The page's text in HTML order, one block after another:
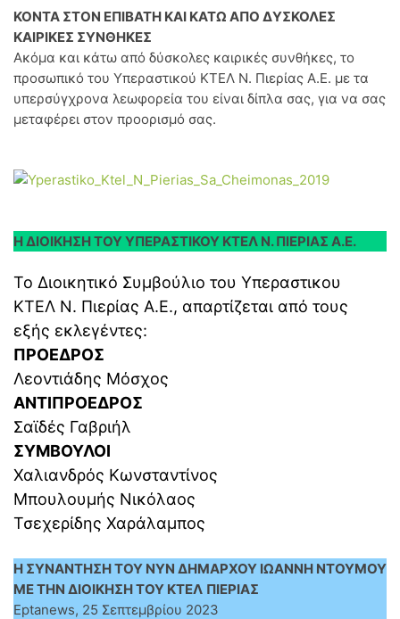
ΚΟΝΤΑ ΣΤΟΝ ΕΠΙΒΑΤΗ ΚΑΙ ΚΑΤΩ ΑΠΟ ΔΥΣΚΟΛΕΣ
ΚΑΙΡΙΚΕΣ ΣΥΝΘΗΚΕΣ
Ακόμα και κάτω από δύσκολες καιρικές συνθήκες, το
προσωπικό του Υπεραστικού ΚΤΕΛ Ν. Πιερίας Α.Ε. με τα
υπερσύγχρονα λεωφορεία του είναι δίπλα σας, για να σας
μεταφέρει στον προορισμό σας.
Η ΔΙΟΙΚΗΣΗ ΤΟΥ ΥΠΕΡΑΣΤΙΚΟΥ ΚΤΕΛ Ν. ΠΙΕΡΙΑΣ Α.Ε.
Το Διοικητικό Συμβούλιο του Υπεραστικου
ΚΤΕΛ Ν. Πιερίας Α.Ε., απαρτίζεται από τους
εξής εκλεγέντες:
ΠΡΟΕΔΡΟΣ
Λεοντιάδης Μόσχος
ΑΝΤΙΠΡΟΕΔΡΟΣ
Σαϊδές Γαβριήλ
ΣΥΜΒΟΥΛΟΙ
Χαλιανδρός Κωνσταντίνος
Μπουλουμής Νικόλαος
Τσεχερίδης Χαράλαμπος
Η ΣΥΝΑΝΤΗΣΗ ΤΟΥ ΝΥΝ ΔΗΜΑΡΧΟΥ ΙΩΑΝΝΗ ΝΤΟΥΜΟΥ
ΜΕ ΤΗΝ ΔΙΟΙΚΗΣΗ ΤΟΥ ΚΤΕΛ ΠΙΕΡΙΑΣ
Eptanews, 25 Σεπτεμβρίου 2023